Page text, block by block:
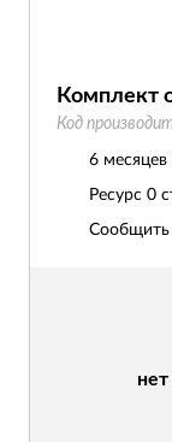
Комплект
Код
6 месяцев
Ресурс 0
Сообщить